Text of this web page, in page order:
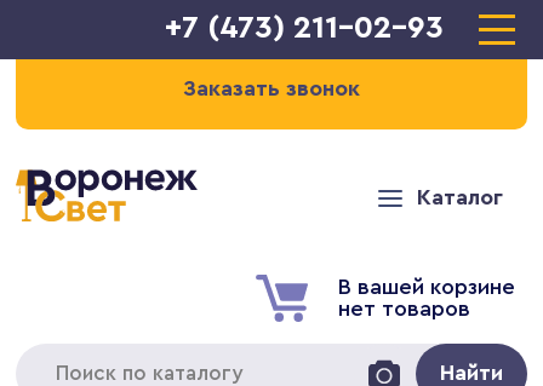
+7 (473) 211-02-93
Заказать звонок
Каталог
В вашей корзине
нет товаров
Найти